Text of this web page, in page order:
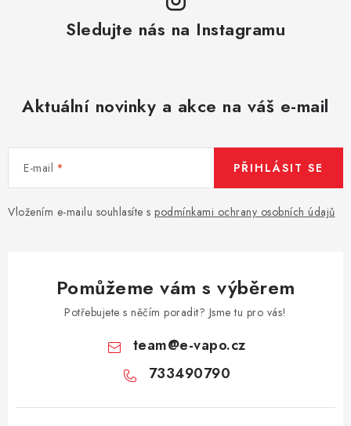
Sledujte nás na Instagramu
Aktuální novinky a akce na váš e-mail
E-mail
Vložením e-mailu souhlasíte s podmínkami ochrany osobních údajů
PŘIHLÁSIT SE
Pomůžeme vám s výběrem
Potřebujete s něčím poradit? Jsme tu pro vás!
team@e-vapo.cz
733490790